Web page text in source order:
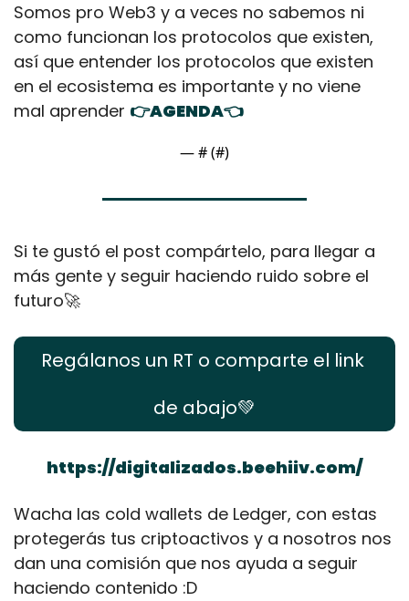
Somos pro Web3 y a veces no sabemos ni
como funcionan los protocolos que existen,
así que entender los protocolos que existen
en el ecosistema es importante y no viene
mal aprender 👉AGENDA👈
— # (#)
Si te gustó el post compártelo, para llegar a
más gente y seguir haciendo ruido sobre el
futuro🚀
Regálanos un RT o comparte el link
de abajo💚
https://digitalizados.beehiiv.com/
Wacha las cold wallets de Ledger, con estas
protegerás tus criptoactivos y a nosotros nos
dan una comisión que nos ayuda a seguir
haciendo contenido :D